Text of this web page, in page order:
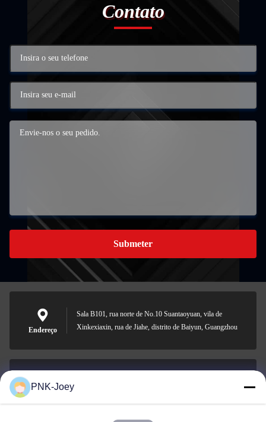
Contato
Submeter
Endereço
Sala B101, rua norte de No.10 Suantaoyuan, vila de
Xinkexiaxin, rua de Jiahe, distrito de Baiyun, Guangzhou
PNK-Joey